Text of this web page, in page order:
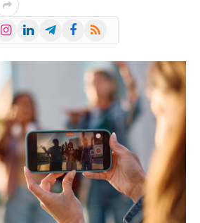
Instagram
LinkedInTelegramFacebook
RSS